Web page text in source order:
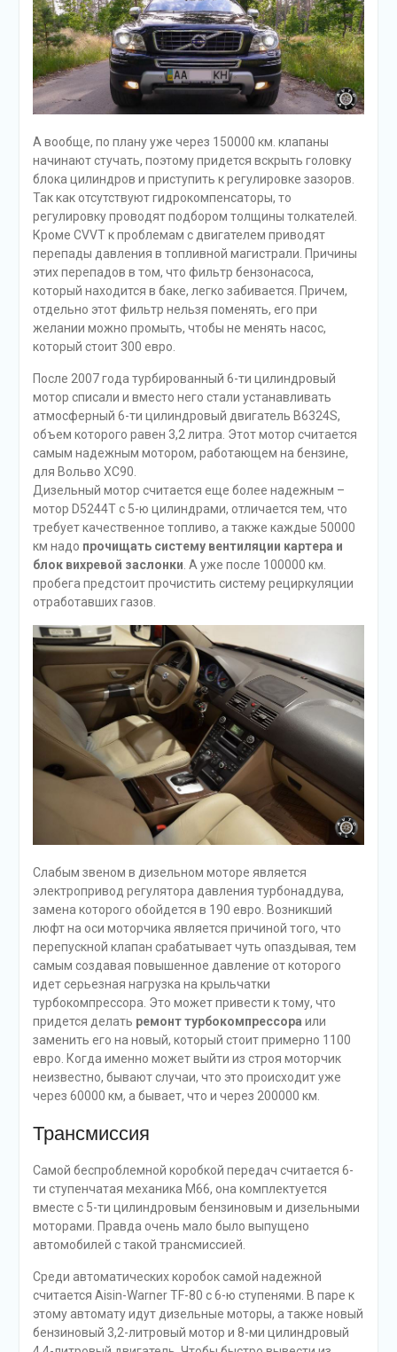
А вообще, по плану уже через 150000 км. клапаны
начинают стучать, поэтому придется вскрыть головку
блока цилиндров и приступить к регулировке зазоров.
Так как отсутствуют гидрокомпенсаторы, то
регулировку проводят подбором толщины толкателей.
Кроме CVVT к проблемам с двигателем приводят
перепады давления в топливной магистрали. Причины
этих перепадов в том, что фильтр бензонасоса,
который находится в баке, легко забивается. Причем,
отдельно этот фильтр нельзя поменять, его при
желании можно промыть, чтобы не менять насос,
который стоит 300 евро.
После 2007 года турбированный 6-ти цилиндровый
мотор списали и вместо него стали устанавливать
атмосферный 6-ти цилиндровый двигатель B6324S,
объем которого равен 3,2 литра. Этот мотор считается
самым надежным мотором, работающем на бензине,
для Вольво ХС90.
Дизельный мотор считается еще более надежным –
мотор D5244T с 5-ю цилиндрами, отличается тем, что
требует качественное топливо, а также каждые 50000
км надо прочищать систему вентиляции картера и
блок вихревой заслонки . А уже после 100000 км.
пробега предстоит прочистить систему рециркуляции
отработавших газов.
Слабым звеном в дизельном моторе является
электропривод регулятора давления турбонаддува,
замена которого обойдется в 190 евро. Возникший
люфт на оси моторчика является причиной того, что
перепускной клапан срабатывает чуть опаздывая, тем
самым создавая повышенное давление от которого
идет серьезная нагрузка на крыльчатки
турбокомпрессора. Это может привести к тому, что
придется делать ремонт турбокомпрессора или
заменить его на новый, который стоит примерно 1100
евро. Когда именно может выйти из строя моторчик
неизвестно, бывают случаи, что это происходит уже
через 60000 км, а бывает, что и через 200000 км.
Трансмиссия
Самой беспроблемной коробкой передач считается 6-
ти ступенчатая механика М66, она комплектуется
вместе с 5-ти цилиндровым бензиновым и дизельными
моторами. Правда очень мало было выпущено
автомобилей с такой трансмиссией.
Среди автоматических коробок самой надежной
считается Aisin-Warnеr TF-80 с 6-ю ступенями. В паре к
этому автомату идут дизельные моторы, а также новый
бензиновый 3,2-литровый мотор и 8-ми цилиндровый